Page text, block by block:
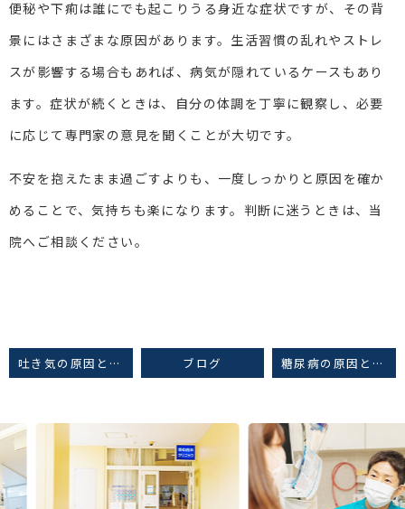
便秘や下痢は誰にでも起こりうる身近な症状ですが、その背
景にはさまざまな原因があります。生活習慣の乱れやストレ
スが影響する場合もあれば、病気が隠れているケースもあり
ます。症状が続くときは、自分の体調を丁寧に観察し、必要
に応じて専門家の意見を聞くことが大切です。
不安を抱えたまま過ごすよりも、一度しっかりと原因を確か
めることで、気持ちも楽になります。判断に迷うときは、当
院へご相談ください。
吐き気の原因とよくある病気|注意したい症状も解説 ブログ 糖尿病の原因と前兆を知って早期発見
Previous Next